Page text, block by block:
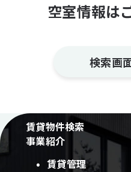
空室情報は
検索画
賃貸物件検索
事業紹介
賃貸管理